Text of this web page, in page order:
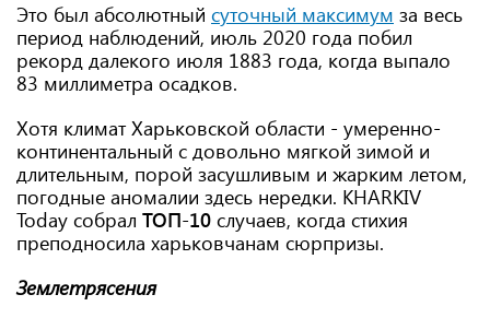
Это был абсолютный суточный максимум за весь
период наблюдений, июль 2020 года побил
рекорд далекого июля 1883 года, когда выпало
83 миллиметра осадков.
Хотя климат Харьковской области - умеренно-
континентальный с довольно мягкой зимой и
длительным, порой засушливым и жарким летом,
погодные аномалии здесь нередки. KHARKIV
Today собрал ТОП-10 случаев, когда стихия
преподносила харьковчанам сюрпризы.
Землетрясения